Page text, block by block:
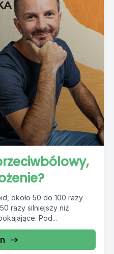
około 50 do 100 razy
razy silniejszy niż
Pod...